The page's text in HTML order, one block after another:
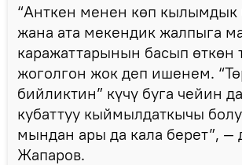
“Анткен менен көп кылымдык
жана ата мекендик жалпыга
каражаттарынын басып өткөн
жоголгон жок деп ишенем.
бийликтин” күчү буга чейин
кубаттуу кыймылдаткычы
мындан ары да кала берет”, —
Жапаров.